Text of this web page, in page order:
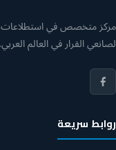
مركز متخصص في استطلاعات
لصانعي القرار في العالم العربي.
روابط سريعة